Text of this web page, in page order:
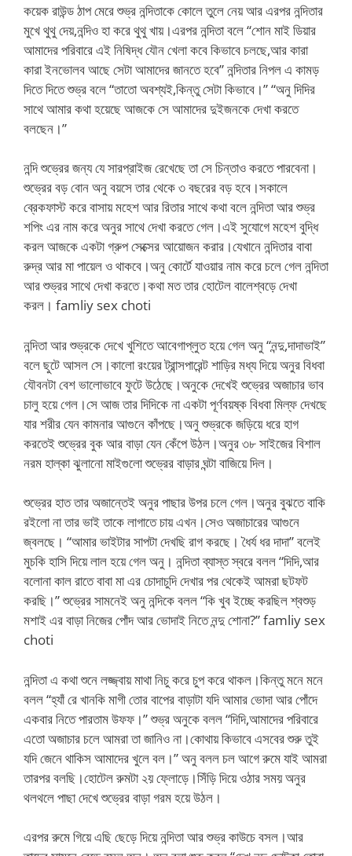
কয়েক রাউন্ড ঠাপ মেরে শুভ্র নন্দিতাকে কোলে তুলে নেয় আর এরপর নন্দিতার
মুখে থুথু দেয়,নন্দিও হা করে থুথু খায়।এরপর নন্দিতা বলে “শোন মাই ডিয়ার
আমাদের পরিবারে এই নিষিদ্ধ যৌন খেলা কবে কিভাবে চলছে,আর কারা
কারা ইনভোলব আছে সেটা আমাদের জানতে হবে” নন্দিতার নিপল এ কামড়
দিতে দিতে শুভ্র বলে “তাতো অবশ্যই,কিন্তু সেটা কিভাবে।” “অনু দিদির
সাথে আমার কথা হয়েছে আজকে সে আমাদের দুইজনকে দেখা করতে
বলছেন।”
নন্দি শুভ্রের জন্য যে সারপ্রাইজ রেখেছে তা সে চিন্তাও করতে পারবেনা।
শুভ্রের বড় বোন অনু বয়সে তার থেকে ৩ বছরের বড় হবে।সকালে
ব্রেকফাস্ট করে বাসায় মহেশ আর রিতার সাথে কথা বলে নন্দিতা আর শুভ্র
শপিং এর নাম করে অনুর সাথে দেখা করতে গেল।এই সুযোগে মহেশ বুদ্ধি
করল আজকে একটা গ্রুপ সেক্সের আয়োজন করার।যেখানে নন্দিতার বাবা
রুদ্র আর মা পায়েল ও থাকবে।অনু কোর্টে যাওয়ার নাম করে চলে গেল নন্দিতা
আর শুভ্রর সাথে দেখা করতে।কথা মত তার হোটেল বালেশ্বড়ে দেখা
করল। famliy sex choti
নন্দিতা আর শুভ্রকে দেখে খুশিতে আবেগাপ্লুত হয়ে গেল অনু “নন্দু,দাদাভাই”
বলে ছুটে আসল সে।কালো রংয়ের ট্রান্সপারেন্ট শাড়ির মধ্য দিয়ে অনুর বিধবা
যৌবনটা বেশ ভালোভাবে ফুটে উঠেছে।অনুকে দেখেই শুভ্রের অজাচার ভাব
চালু হয়ে গেল।সে আজ তার দিদিকে না একটা পূর্ণবয়ষ্ক বিধবা মিল্ফ দেখছে
যার শরীর যেন কামনার আগুনে কাঁপছে।অনু শুভ্রকে জড়িয়ে ধরে হাগ
করতেই শুভ্রের বুক আর বাড়া যেন কেঁপে উঠল।অনুর ৩৮ সাইজের বিশাল
নরম হাল্কা ঝুলানো মাইগুলো শুভ্রের বাড়ার ঘন্টা বাজিয়ে দিল।
শুভ্রের হাত তার অজান্তেই অনুর পাছার উপর চলে গেল।অনুর বুঝতে বাকি
রইলো না তার ভাই তাকে লাগাতে চায় এখন।সেও অজাচারের আগুনে
জ্বলছে। “আমার ভাইটার সাপটা দেখছি রাগ করছে। ধৈর্য ধর দাদা” বলেই
মুচকি হাসি দিয়ে লাল হয়ে গেল অনু। নন্দিতা ব্যাস্ত স্বরে বলল “দিদি,আর
বলোনা কাল রাতে বাবা মা এর চোদাচুদি দেখার পর থেকেই আমরা ছটফট
করছি।” শুভ্রের সামনেই অনু নন্দিকে বলল “কি খুব ইচ্ছে করছিল শ্বশুড়
মশাই এর বাড়া নিজের পোঁদ আর ভোদাই নিতে নন্দু শোনা?” famliy sex
choti
নন্দিতা এ কথা শুনে লজ্জ্বায় মাথা নিচু করে চুপ করে থাকল।কিন্তু মনে মনে
বলল “হ্যাঁ রে খানকি মাগী তোর বাপের বাড়াটা যদি আমার ভোদা আর পোঁদে
একবার নিতে পারতাম উফফ।” শুভ্র অনুকে বলল “দিদি,আমাদের পরিবারে
এতো অজাচার চলে আমরা তা জানিও না।কোথায় কিভাবে এসবের শুরু তুই
যদি জেনে থাকিস আমাদের খুলে বল।” অনু বলল চল আগে রুমে যাই আমরা
তারপর বলছি।হোটেল রুমটা ২য় ফ্লোড়ে।সিঁড়ি দিয়ে ওঠার সময় অনুর
থলথলে পাছা দেখে শুভ্রের বাড়া গরম হয়ে উঠল।
এরপর রুমে গিয়ে এছি ছেড়ে দিয়ে নন্দিতা আর শুভ্র কাউচে বসল।আর